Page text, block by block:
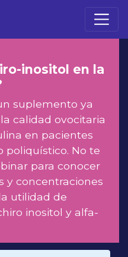
inositol en la
suplemento ya
calidad ovocitaria
en pacientes
poliquístico. No te
para conocer
y concentraciones
utilidad de
inositol y alfa-